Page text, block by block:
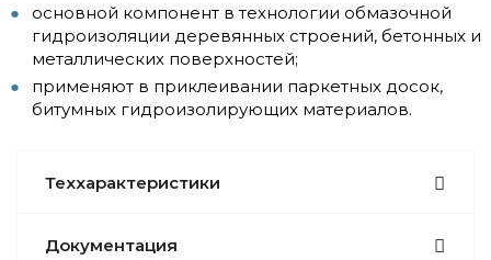
основной компонент в технологии обмазочной
гидроизоляции деревянных строений, бетонных и
металлических поверхностей;
применяют в приклеивании паркетных досок,
битумных гидроизолирующих материалов.
Теххарактеристики
Документация